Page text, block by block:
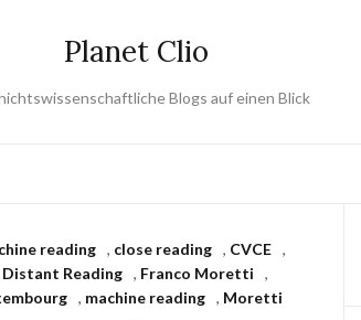
Planet Clio
Blogs auf einen Blick
reading , close reading , CVCE ,
Distant Reading , Franco Moretti
,
, machine reading , Moretti